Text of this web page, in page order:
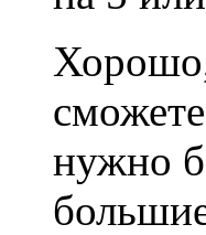
нужно